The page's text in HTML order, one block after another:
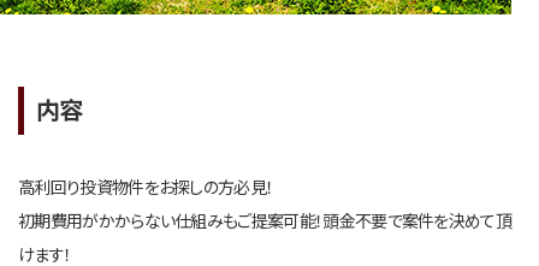
内容
高利回り投資物件をお探しの方必見！
初期費用がかからない仕組みもご提案可能！頭金不要で案件を決めて頂
けます！